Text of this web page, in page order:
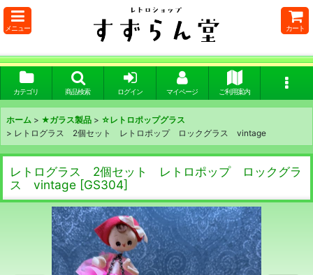
メニュー カート
カテゴリ 商品検索 ログイン マイページ ご利用案内
ホーム > ★ガラス製品 > ☆レトロポップグラス
> レトログラス 2個セット レトロポップ ロックグラス vintage
レトログラス 2個セット レトロポップ ロックグラ
ス vintage [GS304]